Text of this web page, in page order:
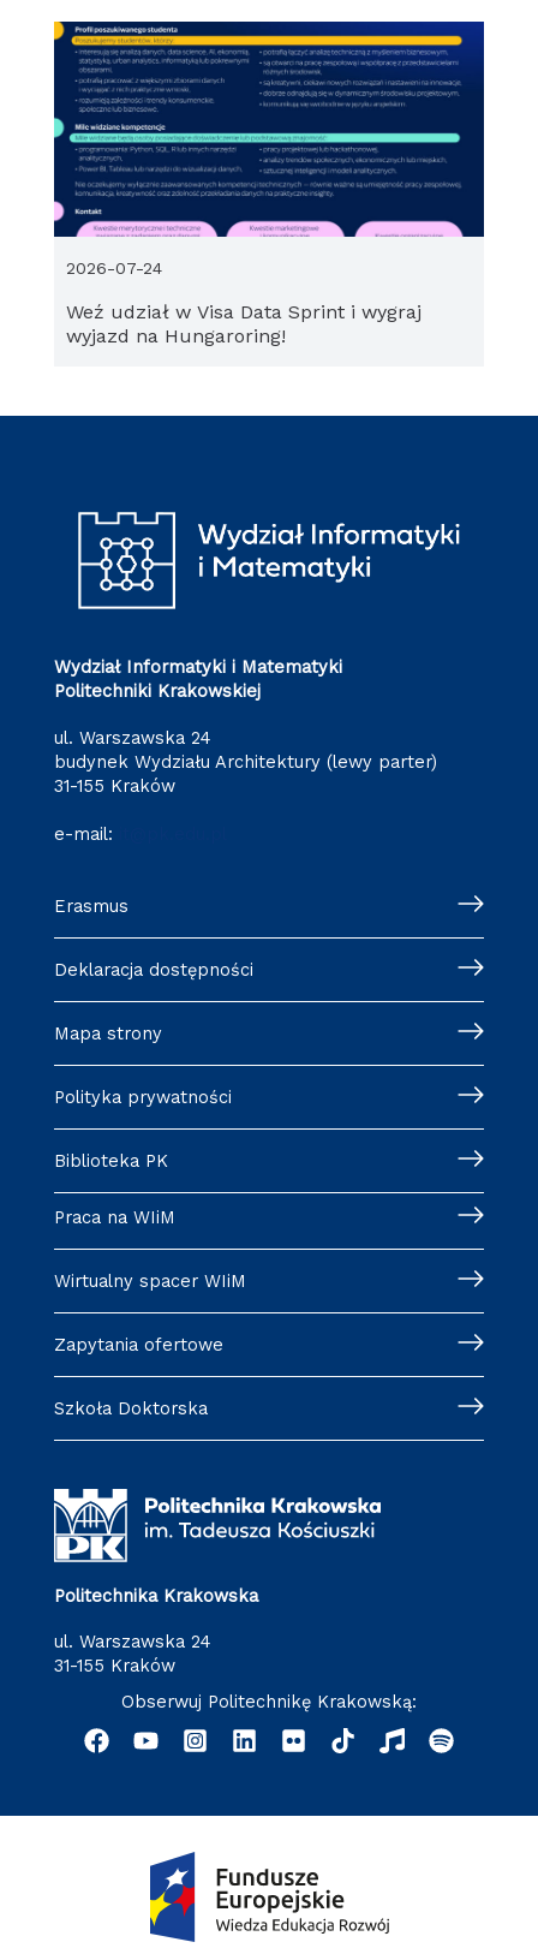
Weź udział w Visa Data Sprint i wygraj
wyjazd na Hungaroring!
2026-07-24
Wydział Informatyki i Matematyki
Politechniki Krakowskiej
ul. Warszawska 24
budynek Wydziału Architektury (lewy parter)
31-155 Kraków
e-mail:
Erasmus
Deklaracja dostępności
Mapa strony
Polityka prywatności
Biblioteka PK
Praca na WIiM
Wirtualny spacer WIiM
Zapytania ofertowe
Szkoła Doktorska
Politechnika Krakowska
ul. Warszawska 24
31-155 Kraków
Obserwuj Politechnikę Krakowską: